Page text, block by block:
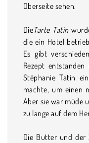
Oberseite sehen.
DieTarte Tatin
die ein Hotel
Es gibt
Rezept
Stéphanie Tatin
machte, um einen
Aber sie war müde
zu lange auf dem
Die Butter und der